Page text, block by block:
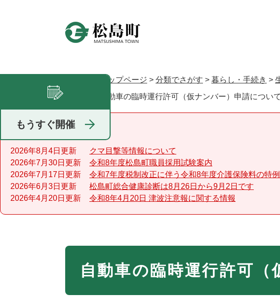
で
トップページ > 分類でさがす > 暮らし・手続き >
自動車の臨時運行許可（仮ナンバー）申請について
重要なお知らせ
2026年8月4日更新
クマ目撃等情報について
2026年7月30日更新
令和8年度松島町職員採用試験案内
2026年7月17日更新
令和7年度税制改正に伴う令和8年度介護保険料の特
2026年6月3日更新
松島町総合健康診断は8月26日から9月2日です
2026年4月20日更新
令和8年4月20日 津波注意報に関する情報
自動車の臨時運行許可
もうすぐ開催